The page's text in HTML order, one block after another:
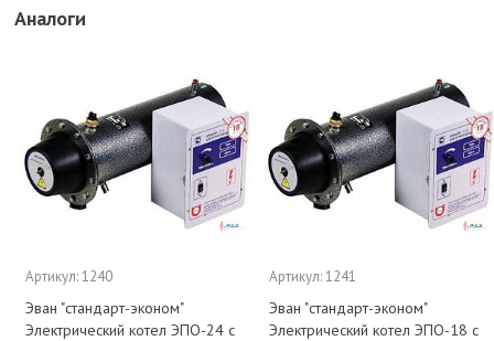
Аналоги
Артикул: 1240
Эван "стандарт-эконом"
Электрический котел ЭПО-24 с
Артикул: 1241
Эван "стандарт-эконом"
Электрический котел ЭПО-18 с